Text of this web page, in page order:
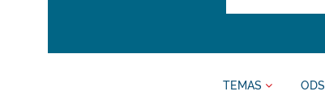
TEMAS ODS